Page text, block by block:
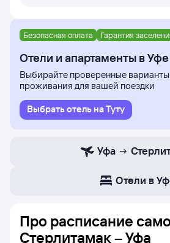
Безопасная оплата Гарантия
Отели и апартаменты в Уфе
Выбирайте проверенные варианты
проживания для вашей поездки
Выбрать отель на Туту
Уфа
Отели в
Про расписание
Стерлитамак – Уфа